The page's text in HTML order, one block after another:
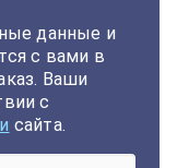
данные и
с вами в
Ваши
с
сайта.